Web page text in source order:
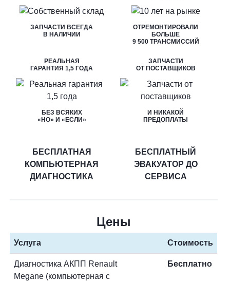
ЗАПЧАСТИ ВСЕГДА
В НАЛИЧИИ
ОТРЕМОНТИРОВАЛИ
БОЛЬШЕ
9 500 ТРАНСМИССИЙ
РЕАЛЬНАЯ
ГАРАНТИЯ 1,5 ГОДА
БЕЗ ВСЯКИХ
«НО» И «ЕСЛИ»
ЗАПЧАСТИ
ОТ ПОСТАВЩИКОВ
И НИКАКОЙ
ПРЕДОПЛАТЫ
БЕСПЛАТНАЯ
КОМПЬЮТЕРНАЯ
ДИАГНОСТИКА
БЕСПЛАТНЫЙ
ЭВАКУАТОР ДО
СЕРВИСА
Цены
Услуга Стоимость
Диагностика АКПП Renault
Megane (компьютерная с
Бесплатно